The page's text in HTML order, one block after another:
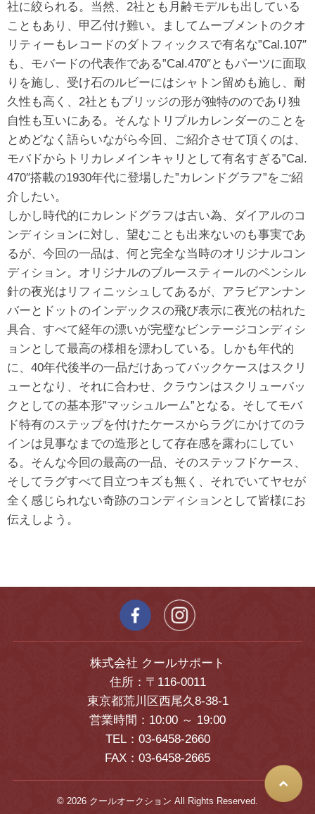
社に絞られる。当然、2社とも月齢モデルも出している
こともあり、甲乙付け難い。ましてムーブメントのクオ
リティーもレコードのダトフィックスで有名な”Cal.107″
も、モバードの代表作である”Cal.470″ともパーツに面取
りを施し、受け石のルビーにはシャトン留めも施し、耐
久性も高く、2社ともブリッジの形が独特ののであり独
自性も互いにある。そんなトリプルカレンダーのことを
とめどなく語らいながら今回、ご紹介させて頂くのは、
モバドからトリカレメインキャリとして有名すぎる”Cal.
470″搭載の1930年代に登場した”カレンドグラフ”をご紹
介したい。
しかし時代的にカレンドグラフは古い為、ダイアルのコ
ンディションに対し、望むことも出来ないのも事実であ
るが、今回の一品は、何と完全な当時のオリジナルコン
ディション。オリジナルのブルースティールのペンシル
針の夜光はリフィニッシュしてあるが、アラビアンナン
バーとドットのインデックスの飛び表示に夜光の枯れた
具合、すべて経年の漂いが完璧なビンテージコンディシ
ョンとして最高の様相を漂わしている。しかも年代的
に、40年代後半の一品だけあってバックケースはスクリ
ューとなり、それに合わせ、クラウンはスクリューバッ
クとしての基本形”マッシュルーム”となる。そしてモバ
ド特有のステップを付けたケースからラグにかけてのラ
インは見事なまでの造形として存在感を露わにしてい
る。そんな今回の最高の一品、そのステッフドケース、
そしてラグすべて目立つキズも無く、それでいてヤセが
全く感じられない奇跡のコンディションとして皆様にお
伝えしよう。
株式会社 クールサポート
住所：〒116-0011
東京都荒川区西尾久8-38-1
営業時間：10:00 ～ 19:00
TEL：03-6458-2660
FAX：03-6458-2665
© 2026 クールオークション All Rights Reserved.